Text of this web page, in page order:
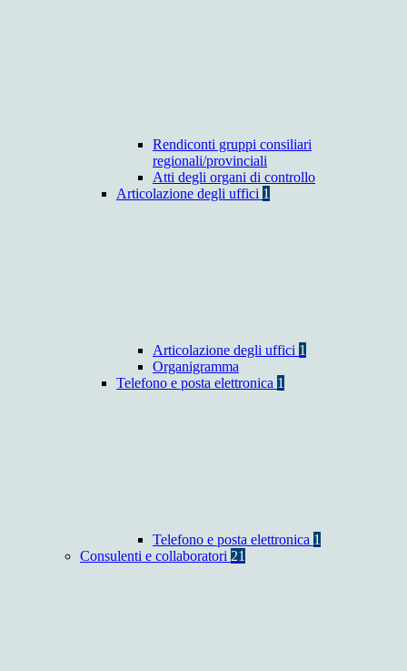
Rendiconti gruppi consiliari
regionali/provinciali
Atti degli organi di controllo
Articolazione degli uffici 1
Articolazione degli uffici 1
Organigramma
Telefono e posta elettronica 1
Telefono e posta elettronica 1
Consulenti e collaboratori 21